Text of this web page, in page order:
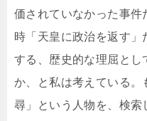
価されていなかった事件
時「天皇に政治を返す」
する、歴史的な理屈とし
か、と私は考えている
尋」という人物を、検